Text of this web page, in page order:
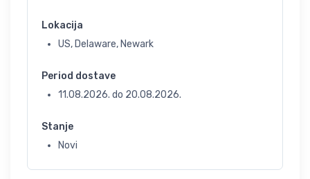
Lokacija
US, Delaware, Newark
Period dostave
11.08.2026. do 20.08.2026.
Stanje
Novi